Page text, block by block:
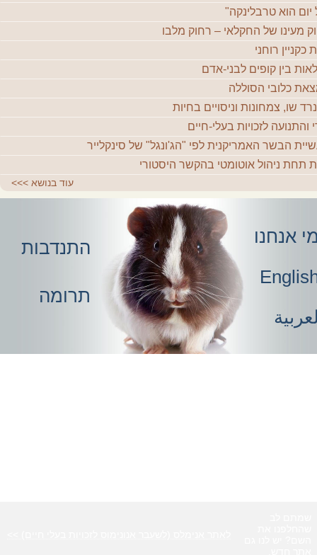
יום הוא טרבלינקה"
מעינו של החקלאי – רחוק מלבו
כקניין רוחני
בין קופים לבני-אדם
כלובי הסוללה
שו, צמחונות וניסויים בחיות
והתנועה לזכויות בעלי-חיים
הבשר האמריקנית לפי "הג'ונגל" של סינקלייר
תחת ניהול אוטומטי בהקשר היסטורי
עוד בנושא >>>
אנחנו
התנדבות
תרומה